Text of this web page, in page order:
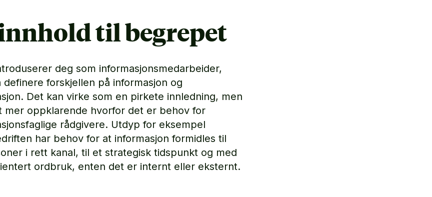
innhold til begrepet
deg som informasjonsmedarbeider,
definere forskjellen på informasjon og
Det kan virke som en pirkete innledning, men
mer oppklarende hvorfor det er behov for
rådgivere. Utdyp for eksempel
har behov for at informasjon formidles til
i rett kanal, til et strategisk tidspunkt og med
ordbruk, enten det er internt eller eksternt.